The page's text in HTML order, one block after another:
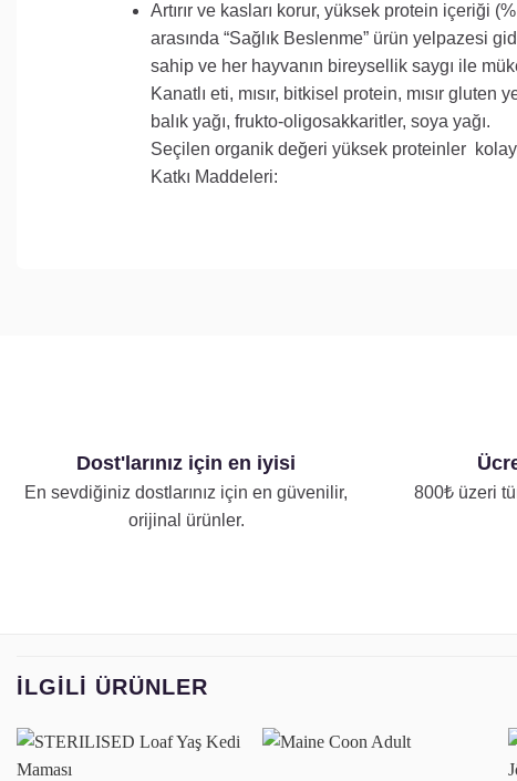
Artırır ve kasları korur, yüksek protein içeriği (
arasında “Sağlık Beslenme” ürün yelpazesi
sahip ve her hayvanın bireysellik saygı ile
Kanatlı eti, mısır, bitkisel protein, mısır gluten
balık yağı, frukto-oligosakkaritler, soya yağı.
Seçilen organik değeri yüksek proteinler kolay
Katkı Maddeleri:
Dost'larınız için en iyisi
En sevdiğiniz dostlarınız için en güvenilir,
orijinal ürünler.
800₺ üzeri
İLGILI ÜRÜNLER